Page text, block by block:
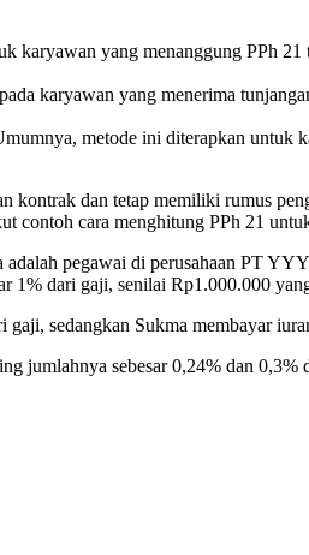
yang menanggung PPh
karyawan yang menerima
metode ini diterapkan untuk
kontrak dan tetap memiliki rumus
contoh cara menghitung PPh 21
pegawai di perusahaan PT
1% dari gaji, senilai Rp1.000.000
sedangkan Sukma membayar
jumlahnya sebesar 0,24% dan